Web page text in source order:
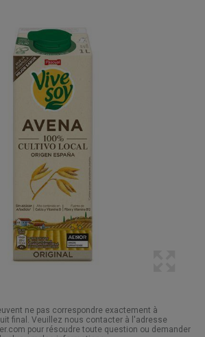
ne pas correspondre exactement à
final. Veuillez nous contacter à l'adresse
pour résoudre toute question ou demander